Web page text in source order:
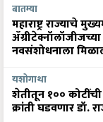
बातम्या
महाराष्ट्र राज्याचे
नवसंशोधनाला
यशोगाथा
शेतीतून १००
क्रांती घडवणार डॉ.